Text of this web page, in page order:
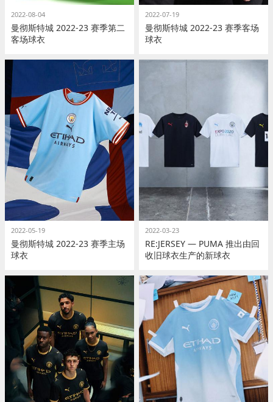
2022-08-04
曼彻斯特城 2022-23 赛季第二
客场球衣
2022-07-19
曼彻斯特城 2022-23 赛季客场
球衣
2022-05-19
曼彻斯特城 2022-23 赛季主场
球衣
2022-03-23
RE:JERSEY — PUMA 推出由回
收旧球衣生产的新球衣